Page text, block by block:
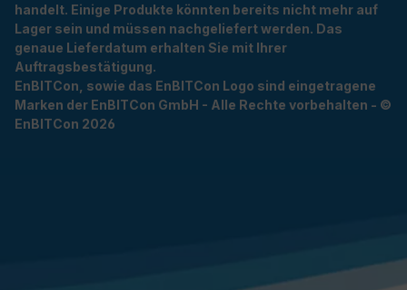
handelt. Einige Produkte könnten bereits nicht mehr auf
Lager sein und müssen nachgeliefert werden. Das
genaue Lieferdatum erhalten Sie mit Ihrer
Auftragsbestätigung.
EnBITCon, sowie das EnBITCon Logo sind eingetragene
Marken der EnBITCon GmbH - Alle Rechte vorbehalten - ©
EnBITCon 2026